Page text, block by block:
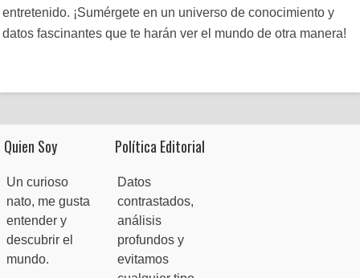
entretenido. ¡Sumérgete en un universo de conocimiento y
datos fascinantes que te harán ver el mundo de otra manera!
Quien Soy
Un curioso
nato, me gusta
entender y
descubrir el
mundo.
Política Editorial
Datos
contrastados,
análisis
profundos y
evitamos